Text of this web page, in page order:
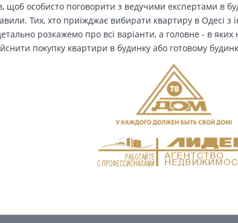
щоб особисто поговорити з ведучими експертами в
Тих, хто приїжджає вибирати квартиру в Одесі
розкажемо про всі варіанти, а головне - в
покупку квартири в будинку або готовому